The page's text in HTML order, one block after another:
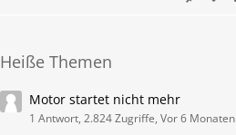
Heiße Themen
Motor startet nicht mehr
1 Antwort, 2.824 Zugriffe, Vor 6 Monaten